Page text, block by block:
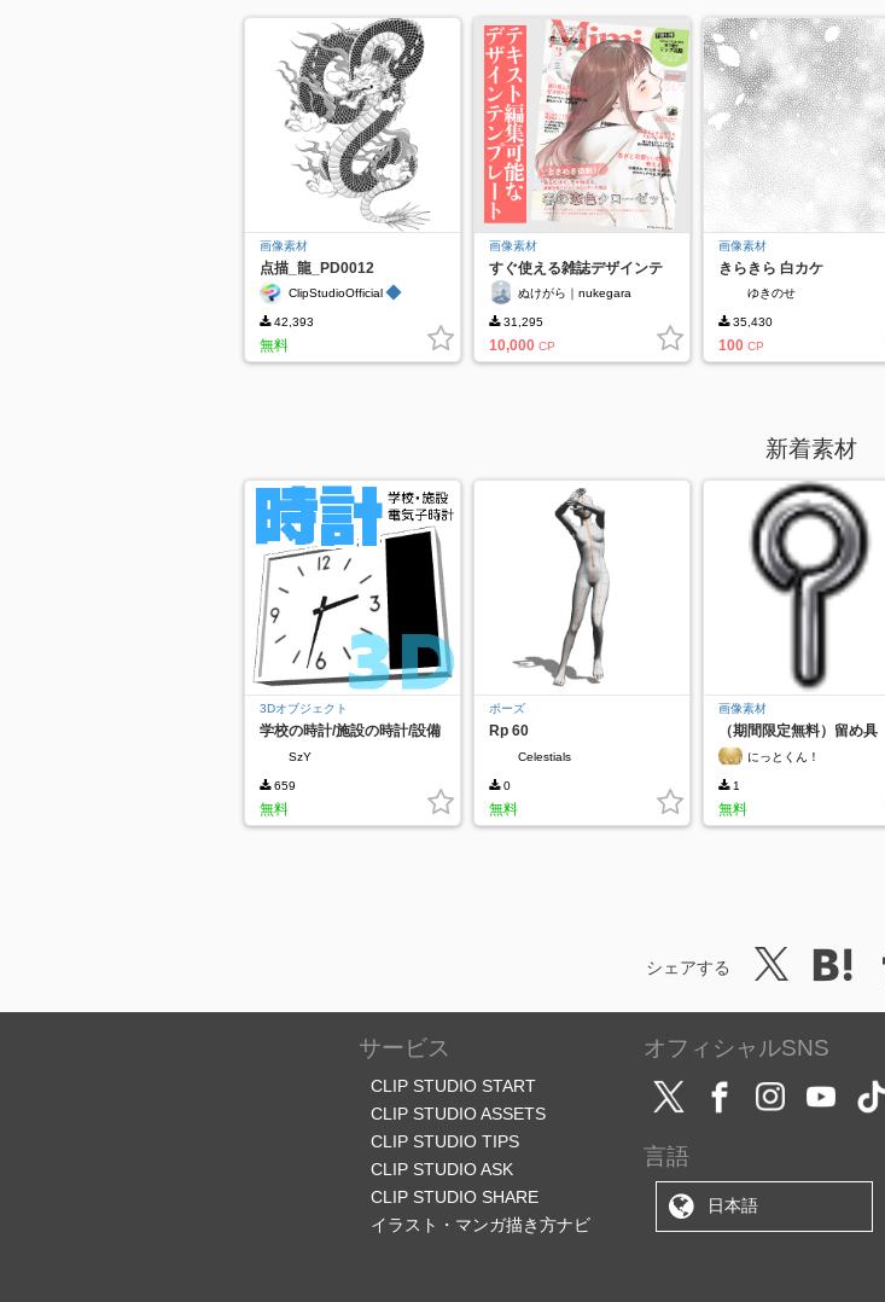
画像素材
点描_龍_PD0012
ClipStudioOfficial◆
42,393
無料
画像素材
すぐ使える雑誌デザインテ
ンプレート｜テキスト編集
可
ぬけがら｜nukegara
31,295
10,000 CP
画像素材
きらきら 白カケ
ゆきのせ
35,430
100 CP
新着素材
3Dオブジェクト
学校の時計/施設の時計/設備
SzY
659
無料
ポーズ
Rp 60
Celestials
0
無料
画像素材
（期間限定無料）留め具
パーツ ネジ
にっとくん！
1
無料
シェアする
サービス
CLIP STUDIO START
CLIP STUDIO ASSETS
CLIP STUDIO TIPS
CLIP STUDIO ASK
CLIP STUDIO SHARE
イラスト・マンガ描き方ナビ
オフィシャルSNS
言語
日本語